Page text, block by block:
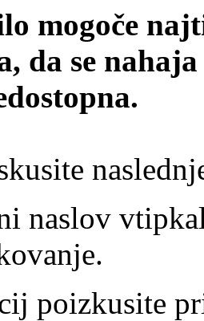
mogoče
da se
naslov
poizkusite